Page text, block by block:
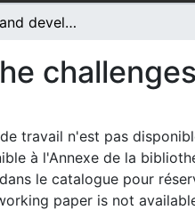
Globalization and development: facing the challenges
challenges
travail n'est pas
à l'Annexe de la
le catalogue pour
paper is not